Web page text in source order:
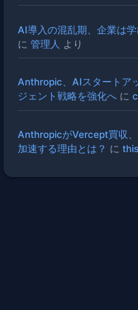
AI導入の混乱期、企業は
に 管理人 より
Anthropic、AIスタートア
ジェント戦略を強化へ に
AnthropicがVercept買収
加速する理由とは？ に